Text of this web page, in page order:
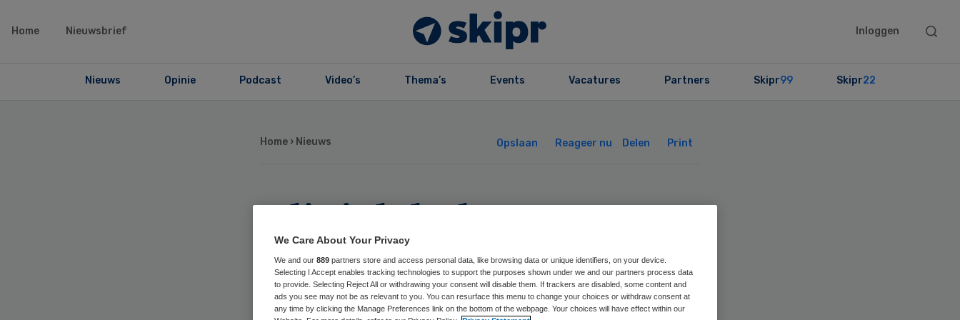
Home Nieuwsbrief Inloggen
Search
Nieuws Opinie Podcast Video’s Thema’s Events Vacatures Partners Skipr99 Skipr22
Home › Nieuws Opslaan Reageer nu Delen Print
Kliniek helpt Deventer
Ziekenhuis wachtlijst
verkorten
We Care About Your Privacy
We and our 889 partners store and access personal data, like browsing data or unique identifiers, on your device.
Selecting I Accept enables tracking technologies to support the purposes shown under we and our partners process data
to provide. Selecting Reject All or withdrawing your consent will disable them. If trackers are disabled, some content and
ads you see may not be as relevant to you. You can resurface this menu to change your choices or withdraw consent at
any time by clicking the Manage Preferences link on the bottom of the webpage. Your choices will have effect within our